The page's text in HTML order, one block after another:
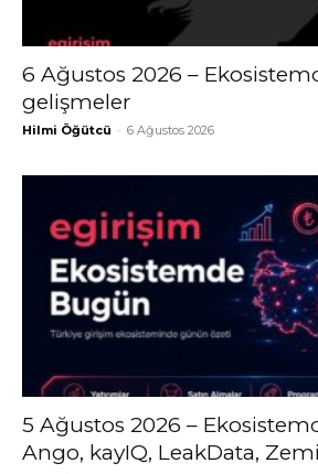
6 Ağustos 2026 –
gelişmeler
Hilmi Öğütcü - 6 Ağustos 2026
5 Ağustos 2026 –
Ango, kayIQ, LeakData,